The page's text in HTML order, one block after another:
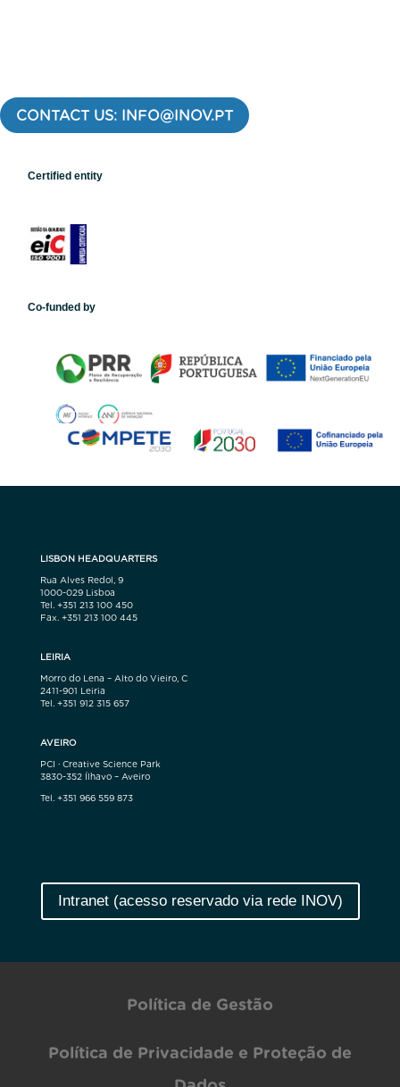
CONTACT US: INFO@INOV.PT
Certified entity
Co-funded by
LISBON HEADQUARTERS
Rua Alves Redol, 9
1000-029 Lisboa
Tel. +351 213 100 450
Fax. +351 213 100 445
LEIRIA
Morro do Lena – Alto do Vieiro, C
2411-901 Leiria
Tel. +351 912 315 657
AVEIRO
PCI · Creative Science Park
3830-352 Ílhavo – Aveiro
Tel. +351 966 559 873
Intranet (acesso reservado via rede INOV)
Política de Gestão
Política de Privacidade e Proteção de